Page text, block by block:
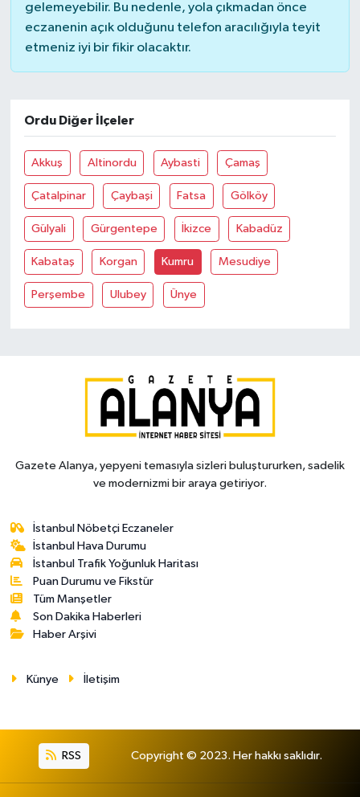
gelemeyebilir. Bu nedenle, yola çıkmadan önce
eczanenin açık olduğunu telefon aracılığıyla teyit
etmeniz iyi bir fikir olacaktır.
Ordu Diğer İlçeler
Akkuş Altinordu Aybasti Çamaş
Çatalpinar Çaybaşi Fatsa Gölköy
Gülyali Gürgentepe İkizce Kabadüz
Kabataş Korgan Kumru Mesudiye
Perşembe Ulubey Ünye
Gazete Alanya, yepyeni temasıyla sizleri buluştururken, sadelik
ve modernizmi bir araya getiriyor.
İstanbul Nöbetçi Eczaneler
İstanbul Hava Durumu
İstanbul Trafik Yoğunluk Haritası
Puan Durumu ve Fikstür
Tüm Manşetler
Son Dakika Haberleri
Haber Arşivi
Künye İletişim
RSS Copyright © 2023. Her hakkı saklıdır.